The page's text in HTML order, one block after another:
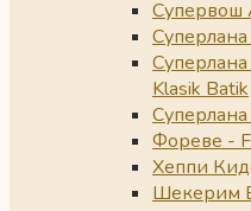
Супервош
Суперлана
Klasik Batik
Фореве -
Хеппи
Шекерим